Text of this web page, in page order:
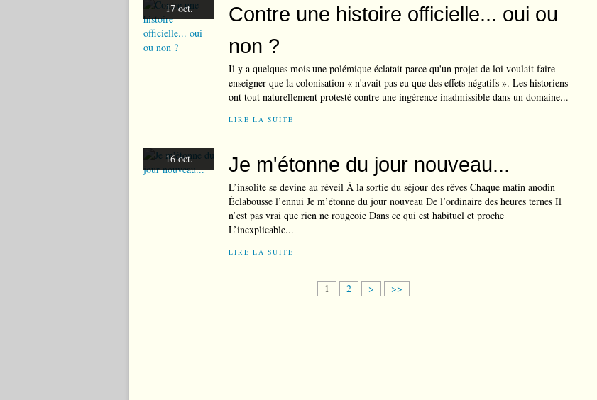
17 oct.
Contre une histoire officielle... oui ou
non ?
Il y a quelques mois une polémique éclatait parce qu'un projet de loi voulait faire
enseigner que la colonisation « n'avait pas eu que des effets négatifs ». Les historiens
ont tout naturellement protesté contre une ingérence inadmissible dans un domaine...
LIRE LA SUITE
16 oct. Je m'étonne du jour nouveau...
L’insolite se devine au réveil À la sortie du séjour des rêves Chaque matin anodin
Éclabousse l’ennui Je m’étonne du jour nouveau De l’ordinaire des heures ternes Il
n’est pas vrai que rien ne rougeoie Dans ce qui est habituel et proche
L’inexplicable...
LIRE LA SUITE
1 2 > >>